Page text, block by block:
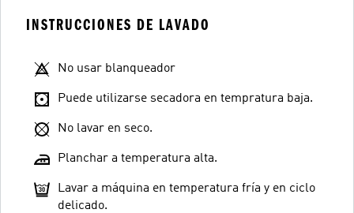
INSTRUCCIONES DE LAVADO
No usar blanqueador
Puede utilizarse secadora en tempratura baja.
No lavar en seco.
Planchar a temperatura alta.
Lavar a máquina en temperatura fría y en ciclo
delicado.